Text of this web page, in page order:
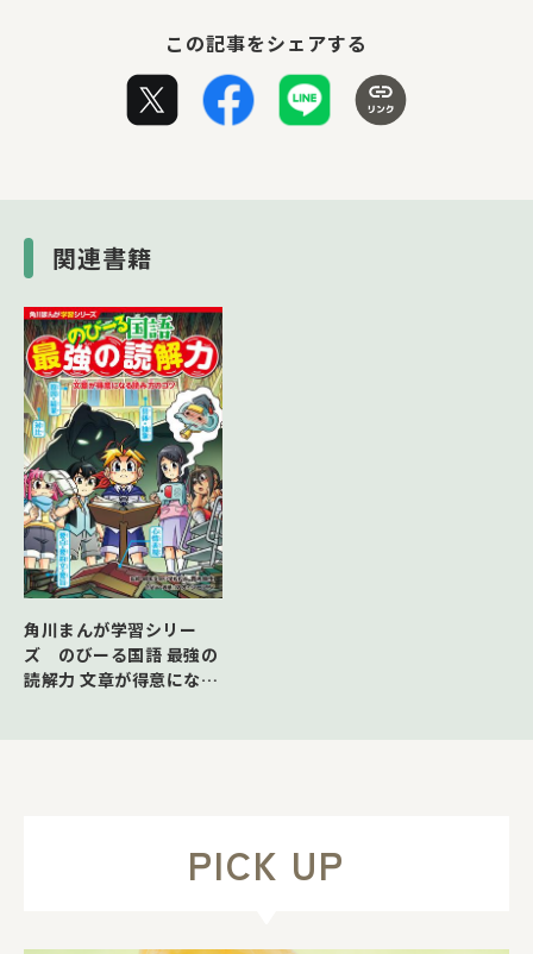
この記事をシェアする
関連書籍
角川まんが学習シリー
ズ のびーる国語 最強の
読解力 文章が得意になる
PICK UP